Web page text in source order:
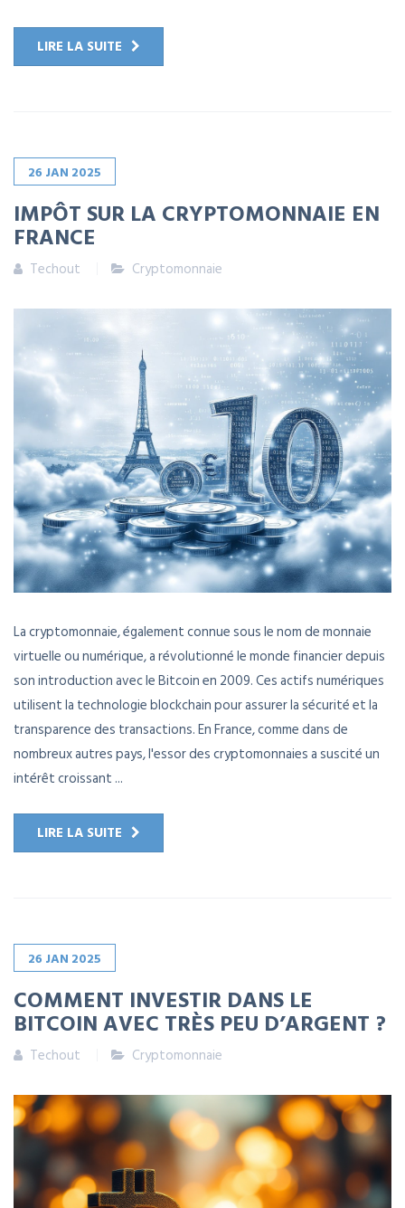
LIRE LA SUITE
26 JAN 2025
IMPÔT SUR LA CRYPTOMONNAIE EN
FRANCE
Techout Cryptomonnaie
La cryptomonnaie, également connue sous le nom de monnaie
virtuelle ou numérique, a révolutionné le monde financier depuis
son introduction avec le Bitcoin en 2009. Ces actifs numériques
utilisent la technologie blockchain pour assurer la sécurité et la
transparence des transactions. En France, comme dans de
nombreux autres pays, l'essor des cryptomonnaies a suscité un
intérêt croissant ...
LIRE LA SUITE
26 JAN 2025
COMMENT INVESTIR DANS LE
BITCOIN AVEC TRÈS PEU D’ARGENT ?
Techout Cryptomonnaie